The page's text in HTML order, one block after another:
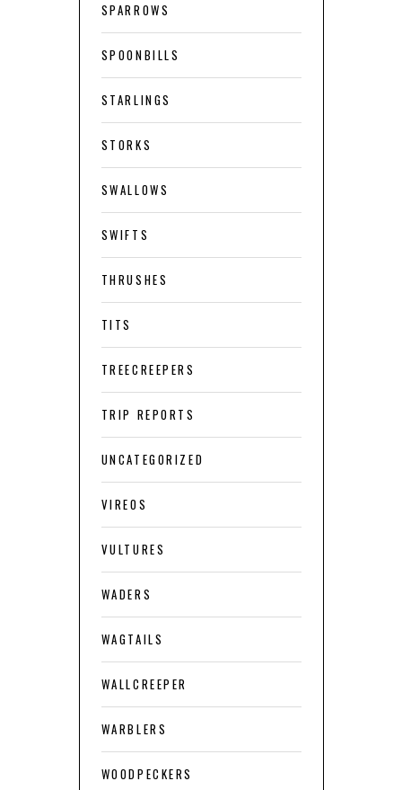
SPARROWS
SPOONBILLS
STARLINGS
STORKS
SWALLOWS
SWIFTS
THRUSHES
TITS
TREECREEPERS
TRIP REPORTS
UNCATEGORIZED
VIREOS
VULTURES
WADERS
WAGTAILS
WALLCREEPER
WARBLERS
WOODPECKERS